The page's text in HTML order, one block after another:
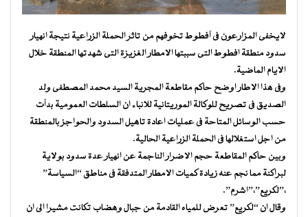
لايخفى المزارعون فى آفطوط تخوفهم من تاثر الحملة الزراعية نتيجة انهيار
سدود منطقة افطوط التى سببتها الامطار الغزيزة التى شهدتها المنطقة خلال
الايام الماضية.
وفى هذا الاطار اوضح حاكم مقاطعة المجرية السيد محمد المصطفى ولد
الصديق فى تصريح للوكالة الموريتانية للانباء ان السلطات العمومية بدأت
حسب الوسائل المتاحة فى عمليات اعادة تاهيل السدود والحواجز بالمنطقة
من اجل استغلالها فى الحملة الزراعية الحالية.
وبين حاكم المقاطعة حجم الاضرار الناجمة عن انهيار عدة سدود بولاية
لبراكنة مما نجم عنه زيادة كميات الامطار المتدفقة فى مناطق “السياسة”
،”لكريع”،”اشرم”.
وقال ان “لكريع” تعرض للمياه القادمة من جبال وهضاب تكانت مشيرا الى ان